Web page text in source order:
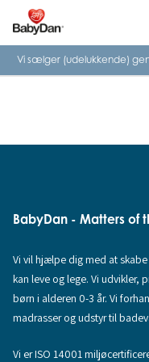
Vi sælger (udelukkende)
BabyDan - Matters of
Vi vil hjælpe dig med at
kan leve og lege. Vi udvikler,
børn i alderen 0-3 år. Vi
madrasser og udstyr til
Vi er ISO 14001